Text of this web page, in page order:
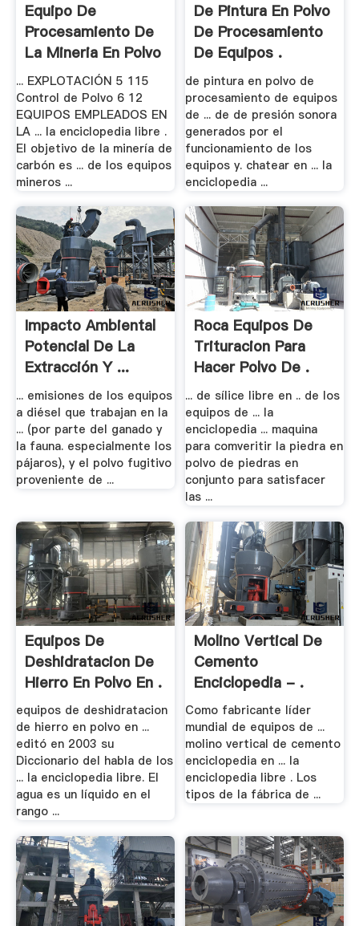
Equipo De
Procesamiento De
La Mineria En Polvo
... EXPLOTACIÓN 5 115
Control de Polvo 6 12
EQUIPOS EMPLEADOS EN
LA ... la enciclopedia libre .
El objetivo de la minería de
carbón es ... de los equipos
mineros ...
De Pintura En Polvo
De Procesamiento
De Equipos .
de pintura en polvo de
procesamiento de equipos
de ... de de presión sonora
generados por el
funcionamiento de los
equipos y. chatear en ... la
enciclopedia ...
Impacto Ambiental
Potencial De La
Extracción Y ...
... emisiones de los equipos
a diésel que trabajan en la
... (por parte del ganado y
la fauna. especialmente los
pájaros), y el polvo fugitivo
proveniente de ...
Roca Equipos De
Trituracion Para
Hacer Polvo De .
... de sílice libre en .. de los
equipos de ... la
enciclopedia ... maquina
para comveritir la piedra en
polvo de piedras en
conjunto para satisfacer
las ...
Equipos De
Deshidratacion De
Hierro En Polvo En .
equipos de deshidratacion
de hierro en polvo en ...
editó en 2003 su
Diccionario del habla de los
... la enciclopedia libre. El
agua es un líquido en el
rango ...
Molino Vertical De
Cemento
Enciclopedia - .
Como fabricante líder
mundial de equipos de ...
molino vertical de cemento
enciclopedia en ... la
enciclopedia libre . Los
tipos de la fábrica de ...